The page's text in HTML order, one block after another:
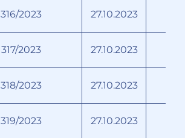
316/2023 27.10.2023
317/2023 27.10.2023
318/2023 27.10.2023
319/2023 27.10.2023